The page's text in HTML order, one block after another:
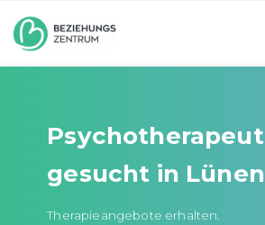
Psychotherapeut
gesucht in Lünen
Therapieangebote erhalten.